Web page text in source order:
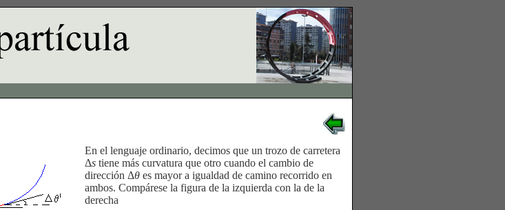
En el lenguaje ordinario, decimos que un trozo de carretera
Δs tiene más curvatura que otro cuando el cambio de
dirección Δθ es mayor a igualdad de camino recorrido en
ambos. Compárese la figura de la izquierda con la de la
derecha